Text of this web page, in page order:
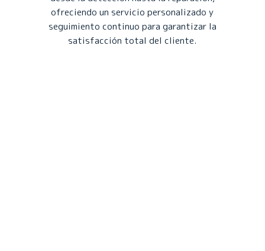
ofreciendo un servicio personalizado y
seguimiento continuo para garantizar la
satisfacción total del cliente.